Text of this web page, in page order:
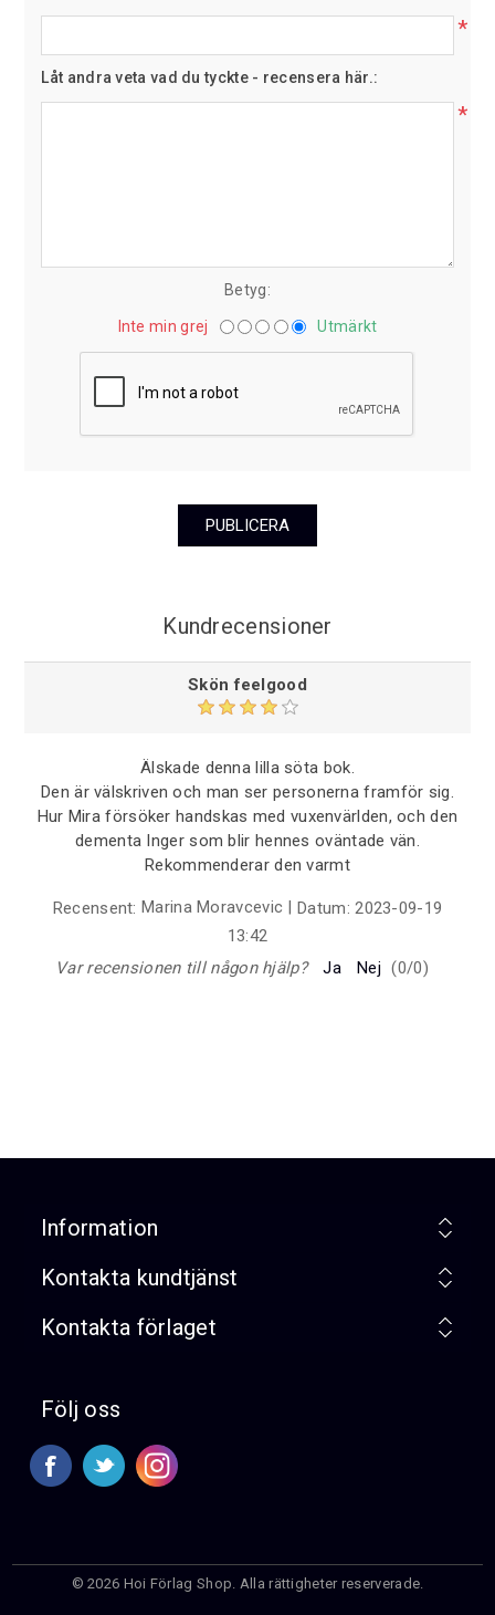
*
Låt andra veta vad du tyckte - recensera här.:
*
Betyg:
Inte min grej Utmärkt
Kundrecensioner
Skön feelgood
Älskade denna lilla söta bok.
Den är välskriven och man ser personerna framför sig.
Hur Mira försöker handskas med vuxenvärlden, och den
dementa Inger som blir hennes oväntade vän.
Rekommenderar den varmt
Recensent: Marina Moravcevic | Datum: 2023-09-19
13:42
Var recensionen till någon hjälp?
Ja Nej (0/0)
Information
Kontakta kundtjänst
Kontakta förlaget
Följ oss
© 2026 Hoi Förlag Shop. Alla rättigheter reserverade.